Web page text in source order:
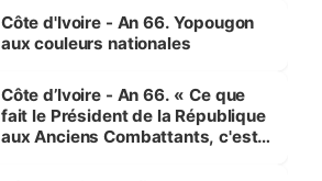
l'Etat de droit pour préserver les
vies humaines »
Côte d'Ivoire - An 66. Yopougon
aux couleurs nationales
Côte d’Ivoire - An 66. « Ce que
fait le Président de la République
aux Anciens Combattants, c'est